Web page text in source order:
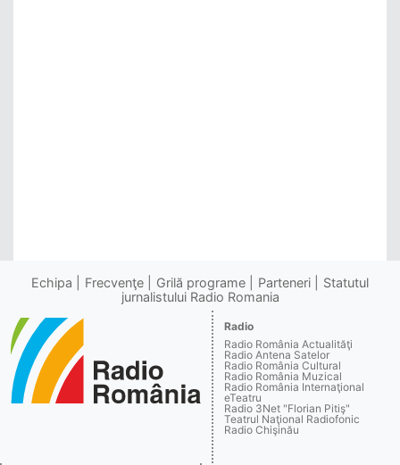
Echipa Frecvenţe Grilă programe Parteneri
Statutul
jurnalistului Radio Romania
Radio
Radio România Actualităţi
Radio Antena Satelor
Radio România Cultural
Radio România Muzical
Radio România Internaţional
eTeatru
Radio 3Net "Florian Pitiş"
Teatrul Naţional Radiofonic
Radio Chişinău